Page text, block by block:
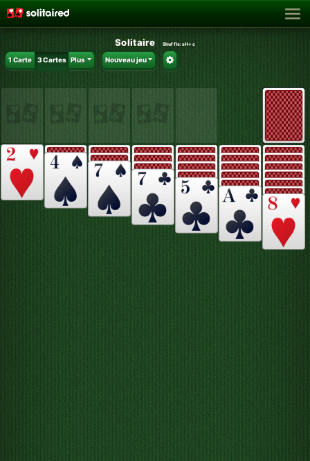
Solitaire Shuffle:sH+c
1 Carte 3 Cartes Plus Nouveau jeu